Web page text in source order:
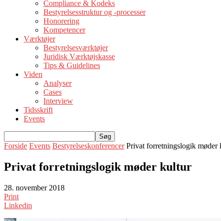
Compliance & Kodeks
Bestyrelsesstruktur og -processer
Honorering
Kompetencer
Værktøjer
Bestyrelsesværktøjer
Juridisk Værktøjskasse
Tips & Guidelines
Viden
Analyser
Cases
Interview
Tidsskrift
Events
Forside Events Bestyrelseskonferencer Privat forretningslogik møder
Privat forretningslogik møder kultur
28. november 2018
Print
Linkedin